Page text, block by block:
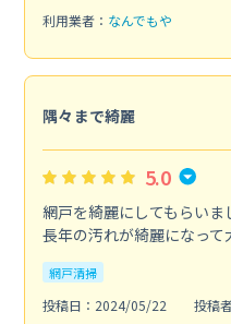
利用業者： なんでもや
隅々まで綺麗
5.0
網戸を綺麗にしてもらいま
長年の汚れが綺麗になって
網戸清掃
投稿日：2024/05/22
投稿